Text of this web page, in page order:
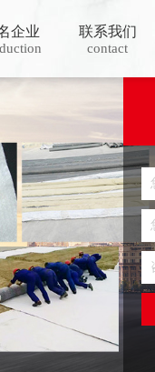
企业 联系我们
contact